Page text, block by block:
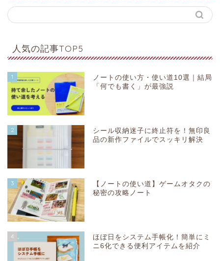
人気の記事TOP5
1
ノートの使い方・使い道10選｜結局
「何でも書く」が最強説
2
シール収納迷子に終止符を！無印良
品の新作ファイルでスッキリ解決
3
【ノートの使い道】ゲームオタクの
秘密の攻略ノート
4
ほぼ日をシステム手帳化！簡単にミ
ニ6化できる便利アイテムを紹介